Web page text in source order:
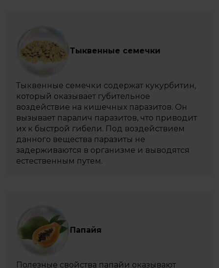
Тыквенные семечки
Тыквенные семечки содержат кукурбитин,
который оказывает губительное
воздействие на кишечных паразитов. Он
вызывает паралич паразитов, что приводит
их к быстрой гибели. Под воздействием
данного вещества паразиты не
задерживаются в организме и выводятся
естественным путем.
Папайя
Полезные свойства папайи оказывают